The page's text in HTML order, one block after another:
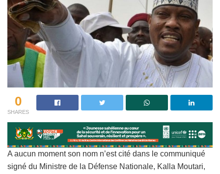
0
SHARES
A aucun moment son nom n’est cité dans le communiqué
signé du Ministre de la Défense Nationale, Kalla Moutari,